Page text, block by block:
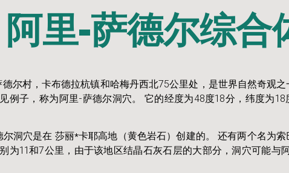
阿里-萨德尔综合
尔村，卡布德拉杭镇和哈梅丹西北75公里处，是世界自然奇观
例子，称为阿里-萨德尔洞穴。 它的经度为48度18分，纬度为18
尔洞穴是在 莎丽*卡耶高地（黄色岩石）创建的。 还有两个名为
为11和7公里，由于该地区结晶石灰石层的大部分，洞穴可能与